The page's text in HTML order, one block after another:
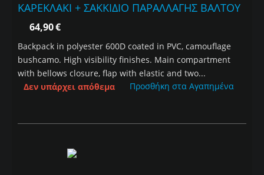
ΚΑΡΕΚΛΑΚΙ + ΣΑΚΚΙΔΙΟ ΠΑΡΑΛΛΑΓΗΣ ΒΑΛΤΟΥ
64,90€
Backpack in polyester 600D coated in PVC, camouflage
bushcamo. High visibility finishes. Main compartment
with bellows closure, flap with elastic and two...
Δεν υπάρχει απόθεμα
Προσθήκη στα Αγαπημένα